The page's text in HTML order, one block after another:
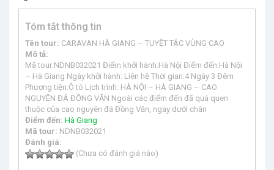
Tóm tắt thông tin
Tên tour: CARAVAN HÀ GIANG – TUYỆT TÁC VÙNG CAO
Mô tả:
Mã tour:NDNB032021 Điểm khởi hành:Hà Nội Điểm đến:Hà Nội
– Hà Giang Ngày khởi hành: Liên hệ Thời gian:4 Ngày 3 Đêm
Phương tiện:Ô tô Lịch trình: HÀ NỘI – HÀ GIANG – CAO
NGUYÊN ĐÁ ĐỒNG VĂN Ngoài các điểm đến đã quá quen
thuộc của cao nguyên đá Đồng Văn, ngay dưới chân
Điểm đến: Hà Giang
Mã tour: NDNB032021
Đánh giá:
(Chưa có đánh giá nào)